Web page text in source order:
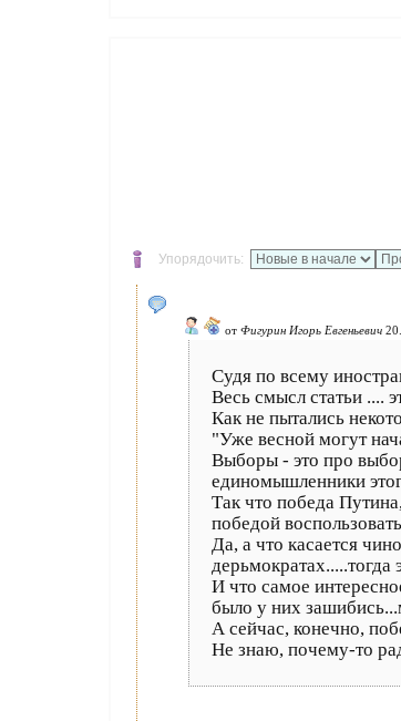
Упорядочить:
от Фигурин Игорь Евгеньевич
Судя по всему
Весь смысл статьи ....
Как не пытались
"Уже весной могут
Выборы - это про
единомышленники
Так что победа
победой
Да, а что касается
И что самое
было у них
А сейчас, конечно,
Не знаю, почему-то